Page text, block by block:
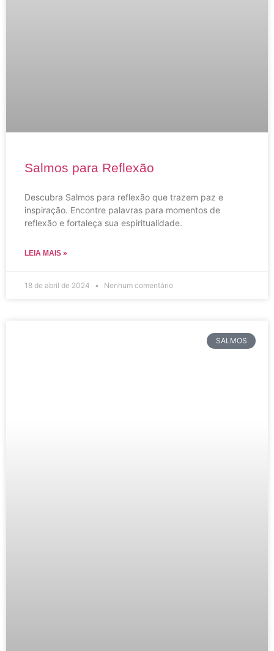
Salmos para Reflexão
Descubra Salmos para reflexão que trazem paz e
inspiração. Encontre palavras para momentos de
reflexão e fortaleça sua espiritualidade.
LEIA MAIS »
18 de abril de 2024 Nenhum comentário
SALMOS